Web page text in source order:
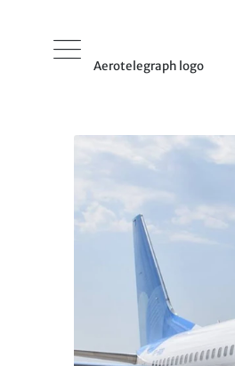
Aerotelegraph logo